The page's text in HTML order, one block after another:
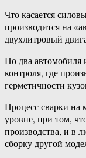
Что касается
производится на
двухлитровый
По два автомобиля
контроля, где
герметичности
Процесс сварки на
уровне, при том,
производства, и в
сборку другой